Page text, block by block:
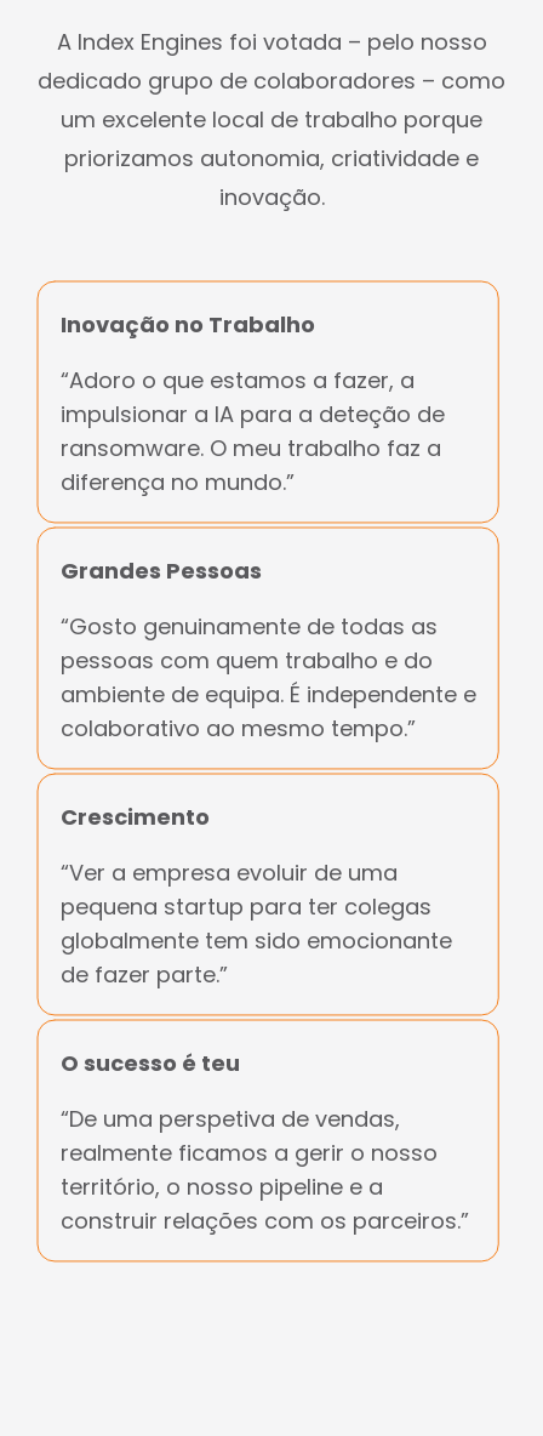
A Index Engines foi votada – pelo nosso
dedicado grupo de colaboradores – como
um excelente local de trabalho porque
priorizamos autonomia, criatividade e
inovação.
Inovação no Trabalho
“Adoro o que estamos a fazer, a
impulsionar a IA para a deteção de
ransomware. O meu trabalho faz a
diferença no mundo.”
Grandes Pessoas
“Gosto genuinamente de todas as
pessoas com quem trabalho e do
ambiente de equipa. É independente e
colaborativo ao mesmo tempo.”
Crescimento
“Ver a empresa evoluir de uma
pequena startup para ter colegas
globalmente tem sido emocionante
de fazer parte.”
O sucesso é teu
“De uma perspetiva de vendas,
realmente ficamos a gerir o nosso
território, o nosso pipeline e a
construir relações com os parceiros.”